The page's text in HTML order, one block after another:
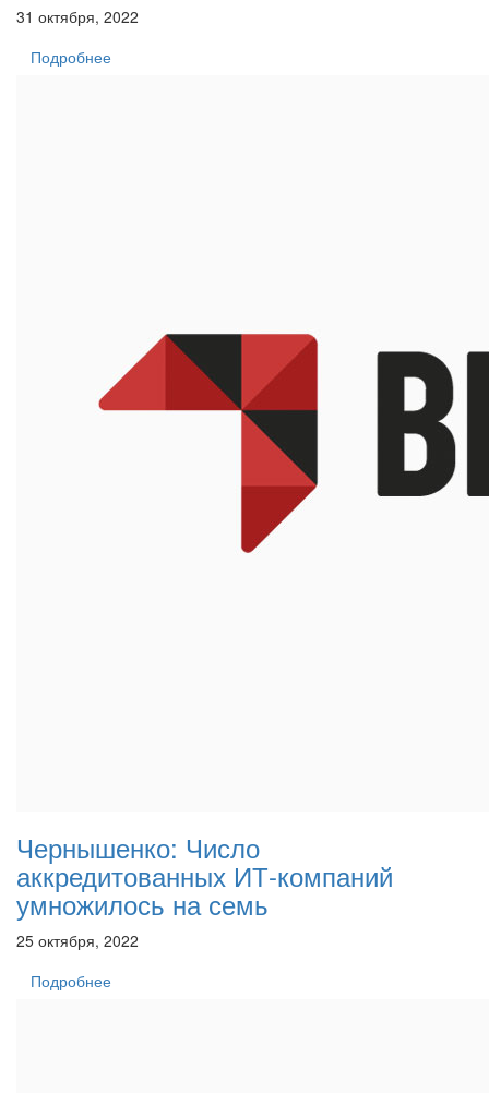
31 октября, 2022
Подробнее
Чернышенко: Число
аккредитованных ИТ-компаний
умножилось на семь
25 октября, 2022
Подробнее